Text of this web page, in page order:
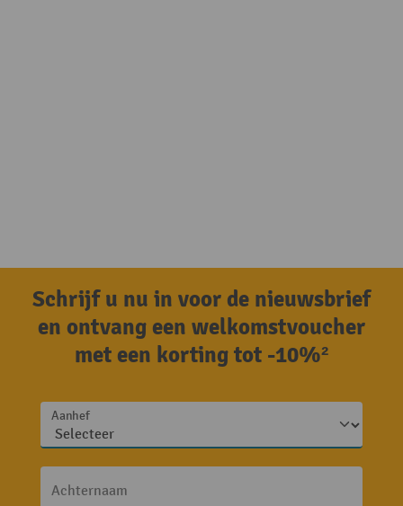
Schrijf u nu in voor de nieuwsbrief
en ontvang een welkomstvoucher
met een korting tot -10%²
Aanhef
Achternaam